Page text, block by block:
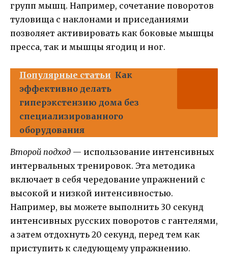
групп мышц. Например, сочетание поворотов
туловища с наклонами и приседаниями
позволяет активировать как боковые мышцы
пресса, так и мышцы ягодиц и ног.
Популярные статьи Как
эффективно делать
гиперэкстензию дома без
специализированного
оборудования
Второй подход — использование интенсивных
интервальных тренировок. Эта методика
включает в себя чередование упражнений с
высокой и низкой интенсивностью.
Например, вы можете выполнить 30 секунд
интенсивных русских поворотов с гантелями,
а затем отдохнуть 20 секунд, перед тем как
приступить к следующему упражнению.